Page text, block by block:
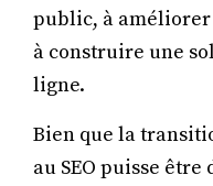
public, à
à construire une
ligne.
Bien que la
au SEO puisse